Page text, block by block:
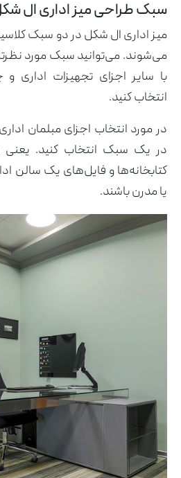
سبک طراحی میز اداری ال
میز اداری ال شکل در دو سبک
می‌شوند. می‌توانید سبک مورد
با سایر اجزای تجهیزات اداری
انتخاب کنید.
در مورد انتخاب اجزای مبلمان
در یک سبک انتخاب کنید.
کتابخانه‌ها و فایل‌های یک سالن
یا مدرن باشند.